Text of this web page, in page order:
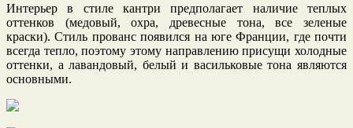
Интерьер в стиле кантри предполагает наличие теплых
оттенков (медовый, охра, древесные тона, все зеленые
краски). Стиль прованс появился на юге Франции, где почти
всегда тепло, поэтому этому направлению присущи холодные
оттенки, а лавандовый, белый и васильковые тона являются
основными.